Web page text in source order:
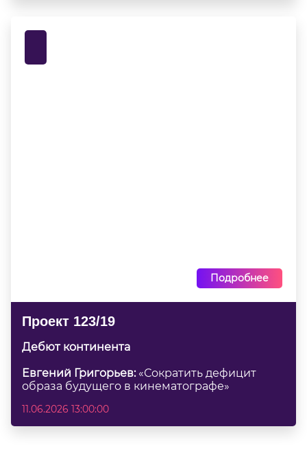
Подробнее
Проект 123/19
Дебют континента
Евгений Григорьев:«Сократить дефицит
образа будущего в кинематографе»
11.06.2026 13:00:00